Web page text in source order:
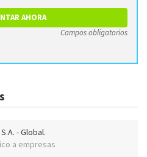
Campos obligatorios
- Global.
a empresas